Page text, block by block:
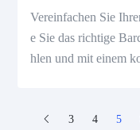
Vereinfachen Sie
e Sie das richtige
hlen und mit einem
3 4 5